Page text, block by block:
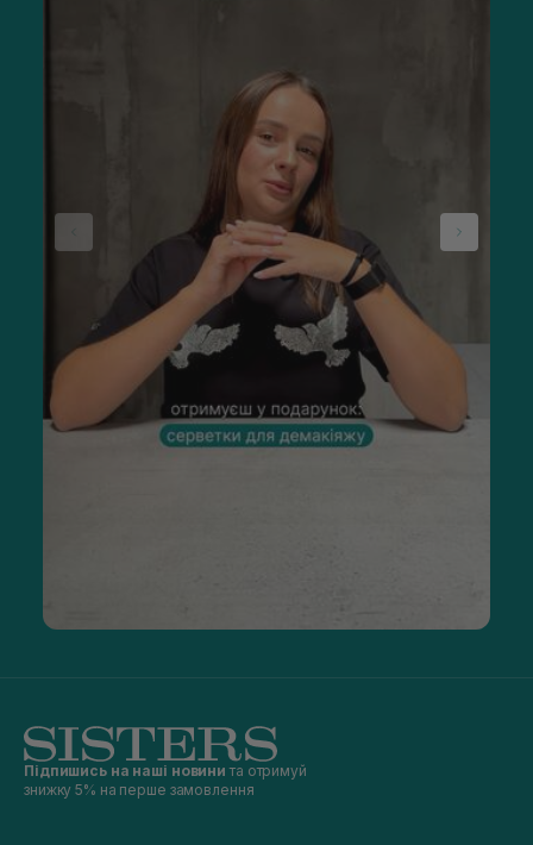
Підпишись на наші новини та отримуй
знижку 5% на перше замовлення